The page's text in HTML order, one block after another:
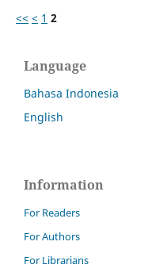
<< < 1 2
Language
Bahasa Indonesia
English
Information
For Readers
For Authors
For Librarians